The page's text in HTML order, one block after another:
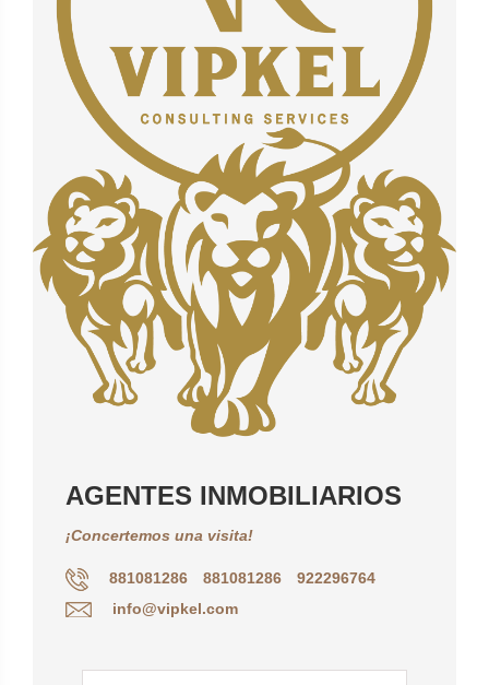
AGENTES INMOBILIARIOS
¡Concertemos una visita!
881081286 881081286
922296764
info@vipkel.com